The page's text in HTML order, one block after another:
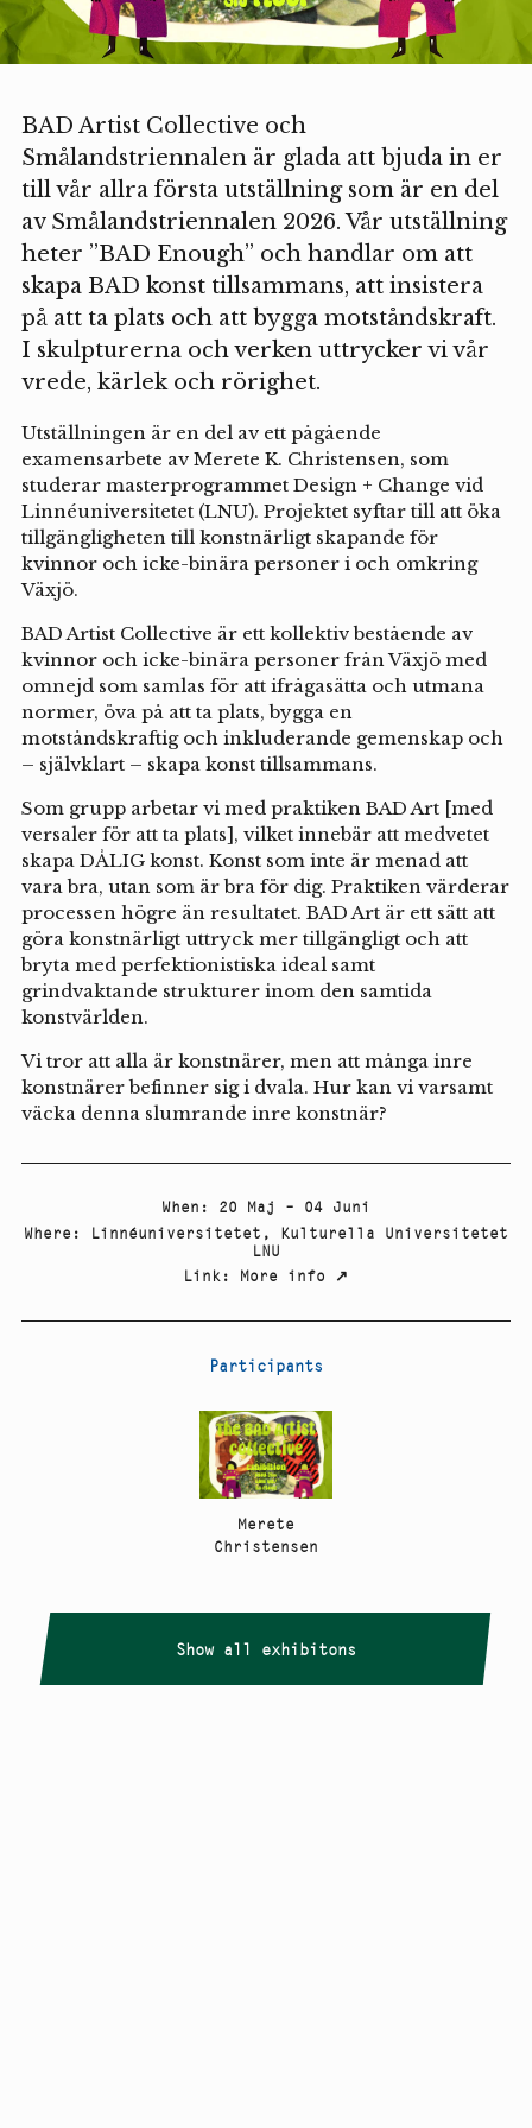
BAD Artist Collective och
Smålandstriennalen är glada att bjuda in er
till vår allra första utställning som är en del
av Smålandstriennalen 2026. Vår utställning
heter ”BAD Enough” och handlar om att
skapa BAD konst tillsammans, att insistera
på att ta plats och att bygga motståndskraft.
I skulpturerna och verken uttrycker vi vår
vrede, kärlek och rörighet.
Utställningen är en del av ett pågående
examensarbete av Merete K. Christensen, som
studerar masterprogrammet Design + Change vid
Linnéuniversitetet (LNU). Projektet syftar till att öka
tillgängligheten till konstnärligt skapande för
kvinnor och icke-binära personer i och omkring
Växjö.
BAD Artist Collective är ett kollektiv bestående av
kvinnor och icke-binära personer från Växjö med
omnejd som samlas för att ifrågasätta och utmana
normer, öva på att ta plats, bygga en
motståndskraftig och inkluderande gemenskap och
– självklart – skapa konst tillsammans.
Som grupp arbetar vi med praktiken BAD Art [med
versaler för att ta plats], vilket innebär att medvetet
skapa DÅLIG konst. Konst som inte är menad att
vara bra, utan som är bra för dig. Praktiken värderar
processen högre än resultatet. BAD Art är ett sätt att
göra konstnärligt uttryck mer tillgängligt och att
bryta med perfektionistiska ideal samt
grindvaktande strukturer inom den samtida
konstvärlden.
Vi tror att alla är konstnärer, men att många inre
konstnärer befinner sig i dvala. Hur kan vi varsamt
väcka denna slumrande inre konstnär?
When : 20 Maj – 04 Juni
Where : Linnéuniversitetet , Kulturella Universitetet
LNU
Link: More info ↗
Participants
Merete
Christensen
Show all exhibitons